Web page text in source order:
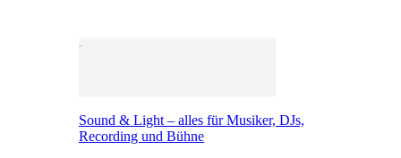
Sound & Light – alles für Musiker, DJs,
Recording und Bühne